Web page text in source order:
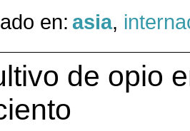
en: asia,
de opio